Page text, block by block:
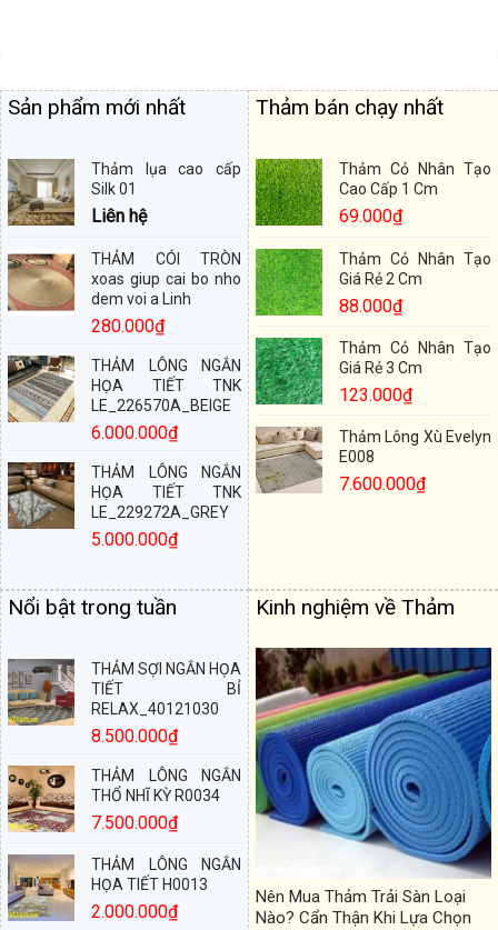
Sản phẩm mới nhất
Thảm lụa cao cấp
Silk 01
Liên hệ
THẢM CÓI TRÒN
xoas giup cai bo nho
dem voi a Linh
280.000₫
THẢM LÔNG NGẮN
HỌA TIẾT TNK
LE_226570A_BEIGE
6.000.000₫
THẢM LÔNG NGẮN
HỌA TIẾT TNK
LE_229272A_GREY
5.000.000₫
Thảm bán chạy nhất
Thảm Cỏ Nhân Tạo
Cao Cấp 1 Cm
69.000₫
Thảm Cỏ Nhân Tạo
Giá Rẻ 2 Cm
88.000₫
Thảm Cỏ Nhân Tạo
Giá Rẻ 3 Cm
123.000₫
Thảm Lông Xù Evelyn
E008
7.600.000₫
Nổi bật trong tuần
THẢM SỢI NGẮN HỌA
TIẾT BỈ
RELAX_40121030
8.500.000₫
THẢM LÔNG NGẮN
THỔ NHĨ KỲ R0034
7.500.000₫
THẢM LÔNG NGẮN
HỌA TIẾT H0013
2.000.000₫
Kinh nghiệm về Thảm
Nên Mua Thảm Trải Sàn Loại
Nào? Cẩn Thận Khi Lựa Chọn